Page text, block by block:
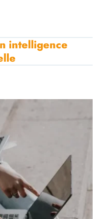
intelligence